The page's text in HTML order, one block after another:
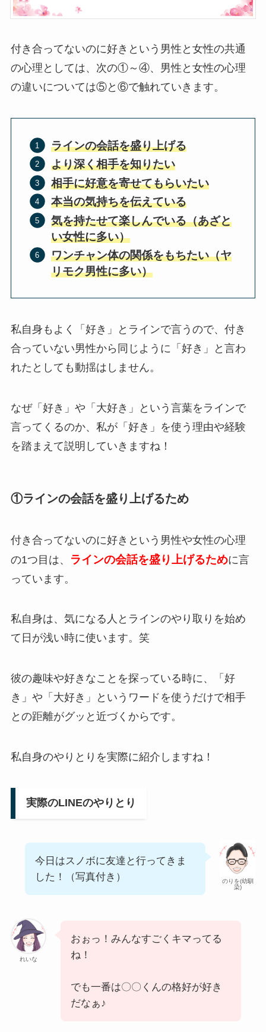
付き合ってないのに好きという男性と女性の共通
の心理としては、次の①～④、男性と女性の心理
の違いについては⑤と⑥で触れていきます。
ラインの会話を盛り上げる
より深く相手を知りたい
相手に好意を寄せてもらいたい
本当の気持ちを伝えている
気を持たせて楽しんでいる（あざと
い女性に多い）
ワンチャン体の関係をもちたい（ヤ
リモク男性に多い）
私自身もよく「好き」とラインで言うので、付き
合っていない男性から同じように「好き」と言わ
れたとしても動揺はしません。
なぜ「好き」や「大好き」という言葉をラインで
言ってくるのか、私が「好き」を使う理由や経験
を踏まえて説明していきますね！
①ラインの会話を盛り上げるため
付き合ってないのに好きという男性や女性の心理
の1つ目は、
ラインの会話を盛り上げるために言
っています。
私自身は、気になる人とラインのやり取りを始め
て日が浅い時に使います。笑
彼の趣味や好きなことを探っている時に、「好
き」や「大好き」というワードを使うだけで相手
との距離がグッと近づくからです。
私自身のやりとりを実際に紹介しますね！
実際のLINEのやりとり
のりを(幼馴
染)
今日はスノボに友達と行ってきま
した！（写真付き）
れいな
おぉっ！みんなすごくキマってる
ね！
でも一番は〇〇くんの格好が好き
だなぁ♪